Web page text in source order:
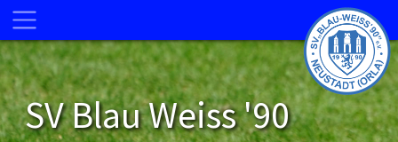
SV Blau Weiss '90